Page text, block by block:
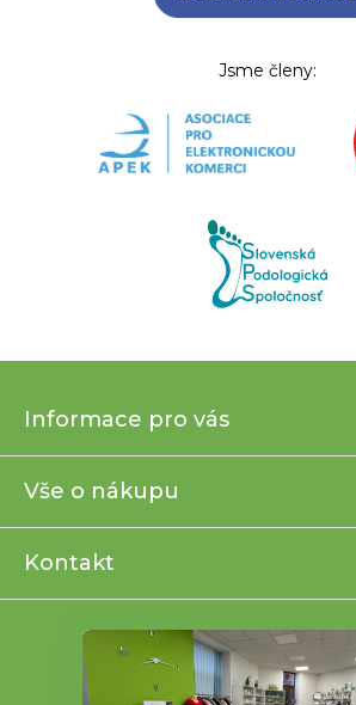
Jsme členy:
p
t
Informace pro vás
Vše o nákupu
Kontakt